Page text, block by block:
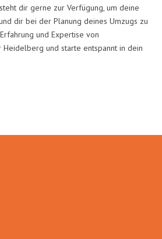
dir gerne zur Verfügung, um deine
dir bei der Planung deines Umzugs zu
und Expertise von
Heidelberg und starte entspannt in dein